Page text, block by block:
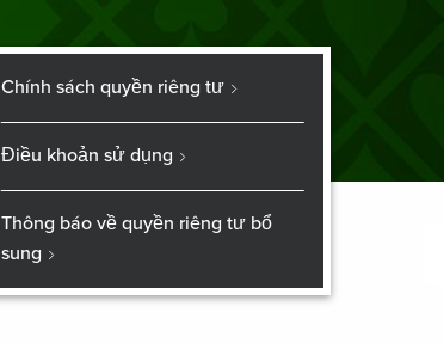
Chính sách quyền riêng tư
Điều khoản sử dụng
Thông báo về quyền riêng tư bổ
sung